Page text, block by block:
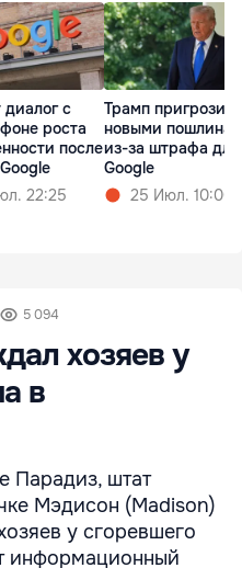
с
роста
после
22:25
Трамп пригрозил
новыми
из-за штрафа для
Google
25 Июл. 10:00
5 094
хозяев у
в
Парадиз, штат
Мэдисон (Madison)
у сгоревшего
информационный